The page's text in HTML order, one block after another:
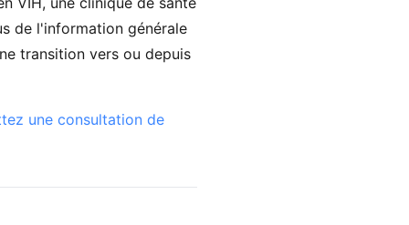
de l'information générale
transition vers ou depuis
une consultation de